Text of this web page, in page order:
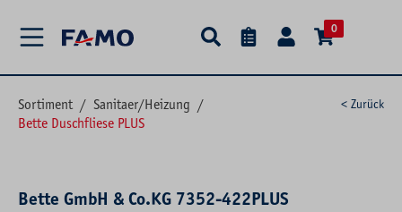
0
Sortiment / Sanitaer/Heizung /
Bette Duschfliese PLUS
< Zurück
Bette GmbH & Co.KG 7352-422PLUS